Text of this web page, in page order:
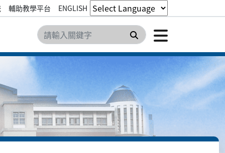
輔助教學平台 ENGLISH
搜尋 點擊開